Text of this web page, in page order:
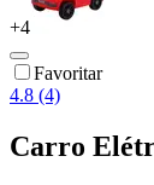
+4
Favoritar
4.8 (4)
Carro